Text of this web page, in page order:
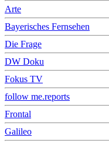
Arte
Bayerisches Fernsehen
Die Frage
DW Doku
Fokus TV
follow me.reports
Frontal
Galileo